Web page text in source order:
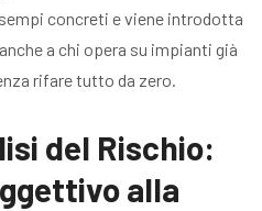
concreti e viene introdotta
a chi opera su impianti già
rifare tutto da zero.
del Rischio:
alla